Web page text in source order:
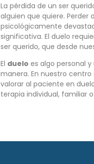
La pérdida de un ser
alguien que quiere. Perder
psicológicamente
significativa. El duelo
ser querido, que desde
El duelo es algo personal
manera. En nuestro
valorar al paciente en
terapia individual, familiar